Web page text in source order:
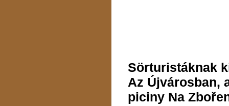
Sörturistáknak
Az Újvárosban,
piciny Na